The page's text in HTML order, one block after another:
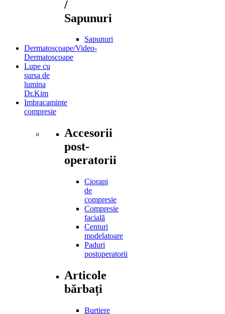
/
Sapunuri
Sapunuri
Dermatoscoape/Video-
Dermatoscoape
Lupe cu
sursa de
lumina
Dr.Kim
Imbracaminte
compresie
Accesorii
post-
operatorii
Ciorapi
de
compresie
Compresie
facială
Centuri
modelatoare
Paduri
postoperatorii
Articole
bărbați
Burtiere